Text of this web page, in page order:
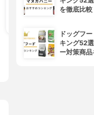
3.90(64)
¥4,620を徹底比
ドッグフ
キング52
ー対策商